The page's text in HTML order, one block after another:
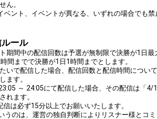
ん。
ベント、イベントが異なる、いずれの場合でも禁
ール
ト期間中の配信回数は予選が無制限で決勝が1日
間までで決勝が1日1時間までとします。
いで配信した場合、配信回数と配信時間につい
ます。
～ 24:05にて配信した場合、その配信は「4/
れます。
信は必ず15分以上でお願いいたします。
うのは、運営の独自判断によりリスナー様とコ